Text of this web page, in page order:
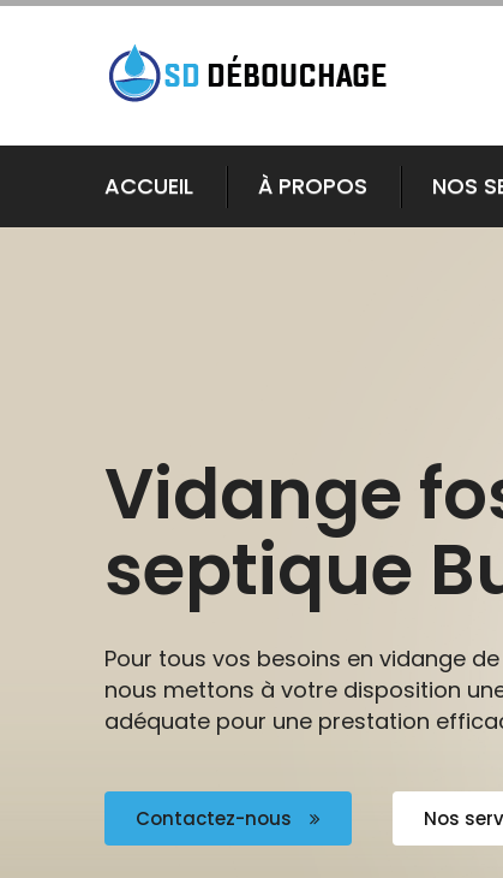
ACCUEIL À PROPOS NOS
Vidange
septique
Pour tous vos besoins en vidange
nous mettons à votre disposition
adéquate pour une prestation
Contactez-nous Nos